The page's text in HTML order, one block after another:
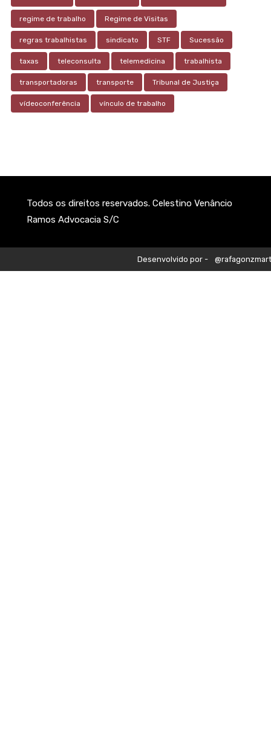
regime de trabalho Regime de Visitas
regras trabalhistas sindicato STF Sucessão
taxas teleconsulta telemedicina trabalhista
transportadoras transporte Tribunal de Justiça
vídeoconferência vínculo de trabalho
Todos os direitos reservados. Celestino Venâncio
Ramos Advocacia S/C
Desenvolvido por -